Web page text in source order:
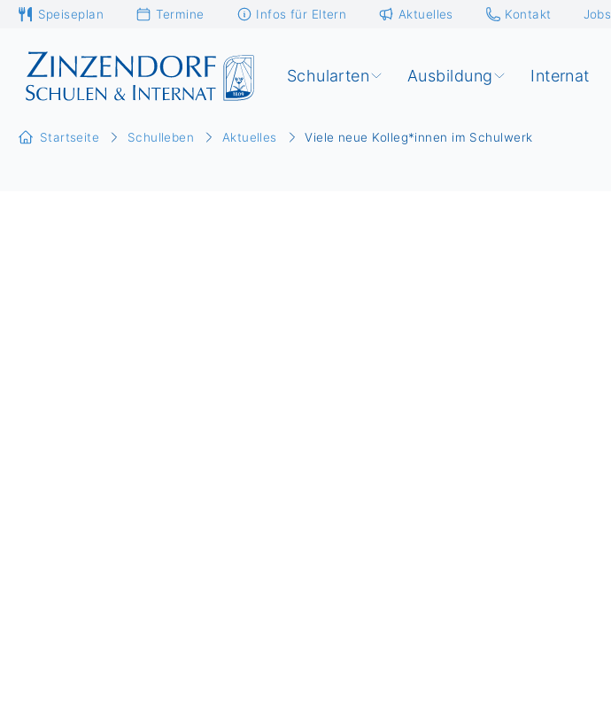
Speiseplan Termine Infos für Eltern Aktuelles Kontakt Jobs
Schularten Ausbildung Internat
Startseite Schulleben Aktuelles Viele neue Kolleg*innen im Schulwerk